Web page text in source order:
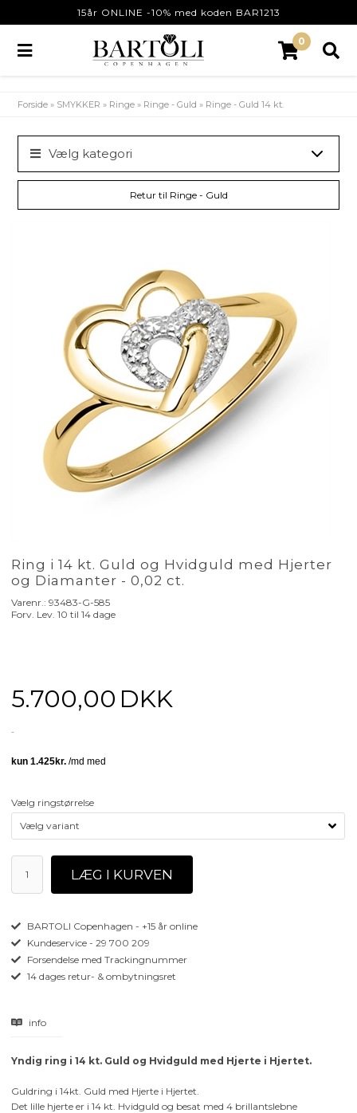
15år ONLINE -10% med koden BAR1213
0
Forside » SMYKKER » Ringe » Ringe - Guld » Ringe - Guld 14 kt.
Vælg kategori
Retur til Ringe - Guld
Ring i 14 kt. Guld og Hvidguld med Hjerter
og Diamanter - 0,02 ct.
Varenr.:93483-G-585
Forv. Lev. 10 til 14 dage
5.700,00 DKK
Vælg ringstørrelse
BARTOLI Copenhagen - +15 år online
Kundeservice - 29 700 209
Forsendelse med Trackingnummer
14 dages retur- & ombytningsret
info
Yndig ring i 14 kt. Guld og Hvidguld med Hjerte i Hjertet.
Guldring i 14kt. Guld med Hjerte i Hjertet.
Det lille hjerte er i 14 kt. Hvidguld og besat med 4 brillantslebne